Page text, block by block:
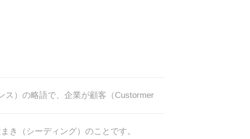
ス）の略語で、企業が顧客（Custormer
き（シーディング）のことです。